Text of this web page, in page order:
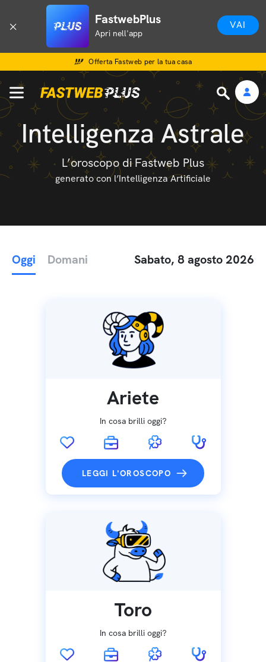
FastwebPlus
Apri nell'app
VAI
Offerta Fastweb per la tua casa
Intelligenza Astrale
L’oroscopo di Fastweb Plus
generato con l’Intelligenza Artificiale
Oggi Domani Sabato, 8 agosto 2026
Ariete
In cosa brilli oggi?
LEGGI L'OROSCOPO
Toro
In cosa brilli oggi?